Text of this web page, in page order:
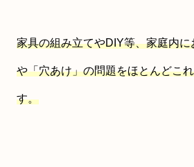
家具の組み立てやDIY等、家庭内
や「穴あけ」の問題をほとんどこ
す。